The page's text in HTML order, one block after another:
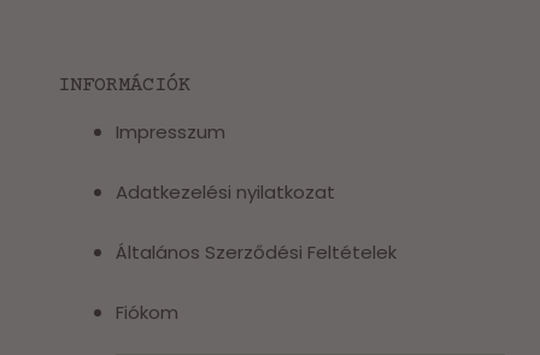
INFORMÁCIÓK
Impresszum
Adatkezelési nyilatkozat
Általános Szerződési Feltételek
Fiókom